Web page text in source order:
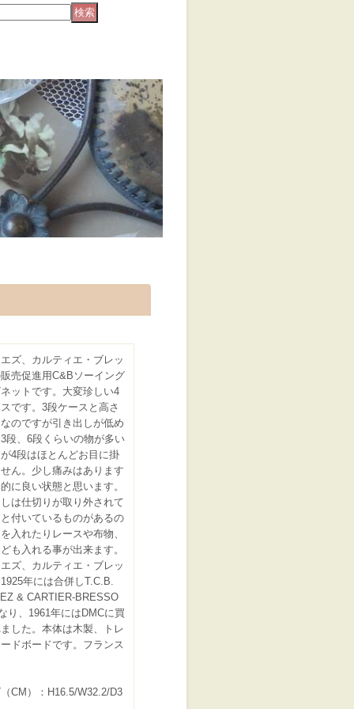
ズ、カルティエ・ブレッ
売促進用C&Bソーイング
ットです。大変珍しい4
です。3段ケースと高さ
のですが引き出しが低め
段、6段くらいの物が多い
4段はほとんどお目に掛
ん。少し痛みはあります
に良い状態と思います。
は仕切りが取り外されて
付いているものがあるの
入れたりレースや布物、
も入れる事が出来ます。
ズ、カルティエ・ブレッ
年には合併しT.C.B.
& CARTIER-BRESSO
り、1961年にはDMCに買
した。本体は木製、トレ
ドボードです。フランス
CM）：H16.5/W32.2/D3